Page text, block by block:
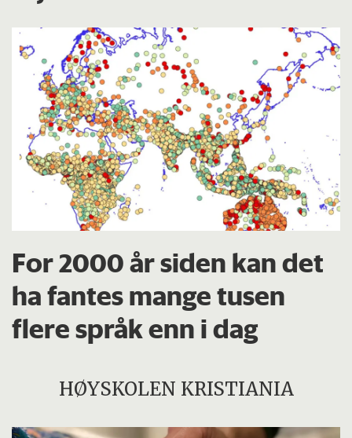
For 2000 år siden kan det
ha fantes mange tusen
flere språk enn i dag
HØYSKOLEN KRISTIANIA